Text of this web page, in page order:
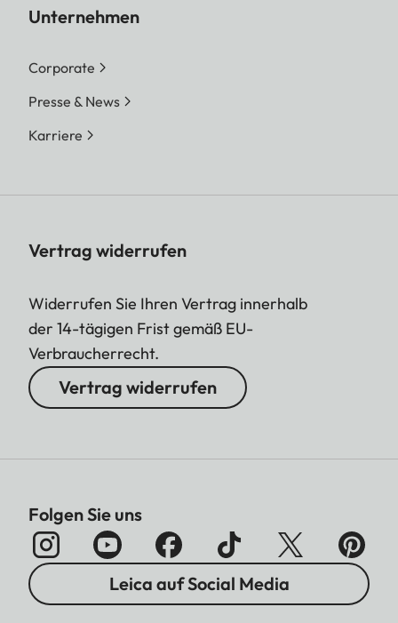
Unternehmen
Corporate
Presse & News
Karriere
Vertrag widerrufen
Widerrufen Sie Ihren Vertrag innerhalb
der 14-tägigen Frist gemäß EU-
Verbraucherrecht.
Vertrag widerrufen
Folgen Sie uns
Leica auf Social Media